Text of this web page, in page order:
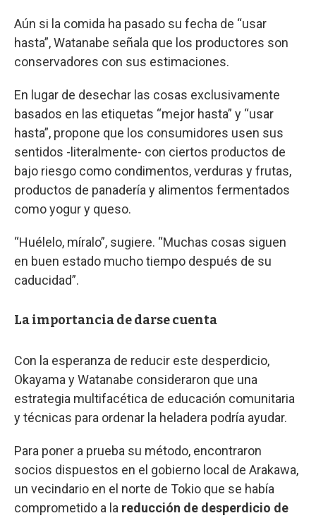
Aún si la comida ha pasado su fecha de “usar
hasta”, Watanabe señala que los productores son
conservadores con sus estimaciones.
En lugar de desechar las cosas exclusivamente
basados en las etiquetas “mejor hasta” y “usar
hasta”, propone que los consumidores usen sus
sentidos -literalmente- con ciertos productos de
bajo riesgo como condimentos, verduras y frutas,
productos de panadería y alimentos fermentados
como yogur y queso.
“Huélelo, míralo”, sugiere. “Muchas cosas siguen
en buen estado mucho tiempo después de su
caducidad”.
La importancia de darse cuenta
Con la esperanza de reducir este desperdicio,
Okayama y Watanabe consideraron que una
estrategia multifacética de educación comunitaria
y técnicas para ordenar la heladera podría ayudar.
Para poner a prueba su método, encontraron
socios dispuestos en el gobierno local de Arakawa,
un vecindario en el norte de Tokio que se había
comprometido a la reducción de desperdicio de